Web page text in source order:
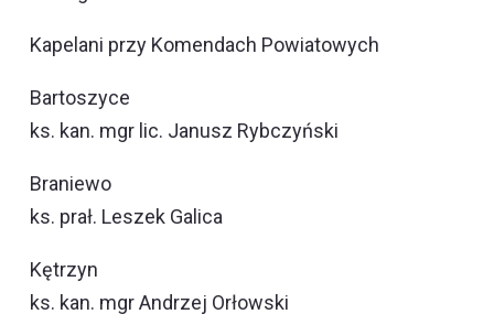
Kapelani przy Komendach Powiatowych
Bartoszyce
ks. kan. mgr lic. Janusz Rybczyński
Braniewo
ks. prał. Leszek Galica
Kętrzyn
ks. kan. mgr Andrzej Orłowski